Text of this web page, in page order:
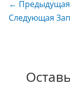
←
Следующая